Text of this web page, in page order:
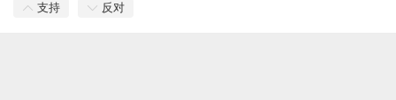
支持 反对